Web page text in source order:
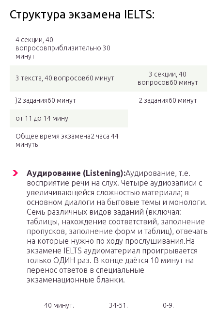
Структура экзамена IELTS:
4 секции, 40
вопросовприблизительно 30
минут
3 текста, 40 вопросов60 минут
3 секции, 40
вопросов60 минут
)2 задания60 минут 2 задания60 минут
от 11 до 14 минут
Общее время экзамена2 часа 44
минуты
Аудирование (Listening):Аудирование, т.е.
восприятие речи на слух. Четыре аудиозаписи с
увеличивающейся сложностью материала; в
основном диалоги на бытовые темы и монологи.
Семь различных видов заданий (включая:
таблицы, нахождение соответствий, заполнение
пропусков, заполнение форм и таблиц), отвечать
на которые нужно по ходу прослушивания.На
экзамене IELTS аудиоматериал проигрывается
только ОДИН раз. В конце даётся 10 минут на
перенос ответов в специальные
экзаменационные бланки.
40 минут. 34-51. 0-9.